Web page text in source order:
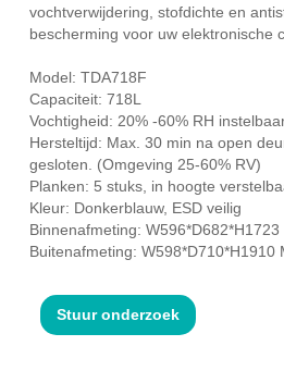
vochtverwijdering, stofdichte en
bescherming voor uw elektronische
Model: TDA718F
Capaciteit: 718L
Vochtigheid: 20% -60% RH
Hersteltijd: Max. 30 min na open
gesloten. (Omgeving 25-60% RV)
Planken: 5 stuks, in hoogte
Kleur: Donkerblauw, ESD veilig
Binnenafmeting: W596*D682*H1723
Buitenafmeting: W598*D710*H1910
Stuur onderzoek